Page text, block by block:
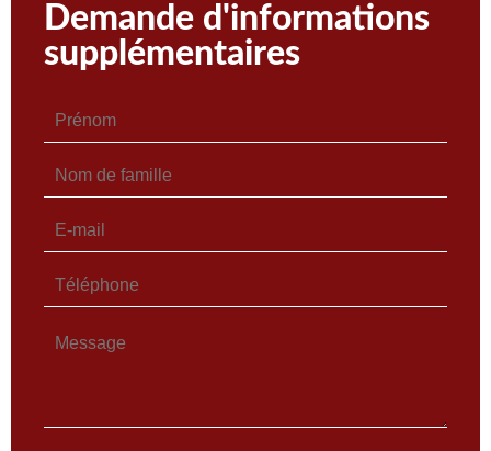
Demande d'informations
supplémentaires